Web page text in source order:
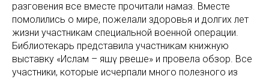
разговения все вместе прочитали намаз. Вместе
помолились о мире, пожелали здоровья и долгих лет
жизни участникам специальной военной операции.
Библиотекарь представила участникам книжную
выставку «Ислам – яшәү рәвеше» и провела обзор. Все
участники, которые исчерпали много полезного из